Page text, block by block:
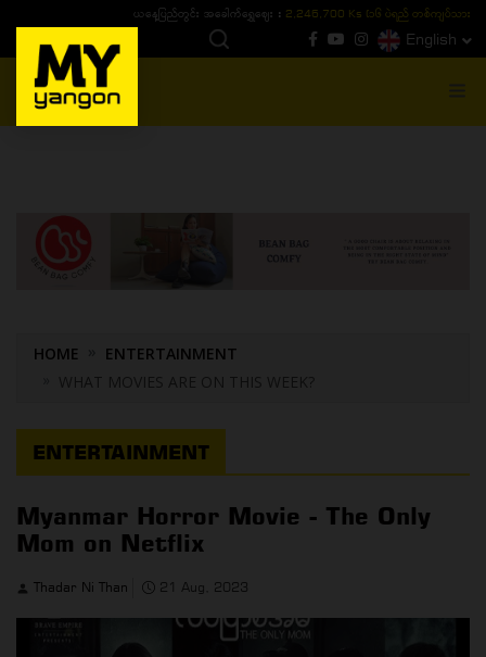
ယနေ့ပြည်တွင်း ၁၅ ပဲရည်ရွှေဈေး :3,770,000 - ပြင်ပပေါက်စျေး (၁၆ ပဲရည် တစ်ကျပ်
English
MENU
HOME
ENTERTAINMENT
WHAT MOVIES ARE ON THIS WEEK?
ENTERTAINMENT
Myanmar Horror Movie - The Only
Mom on Netflix
Thadar Ni Than 21 Aug, 2023